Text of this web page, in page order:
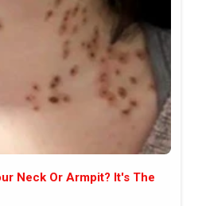
Neck Or Armpit? It's The